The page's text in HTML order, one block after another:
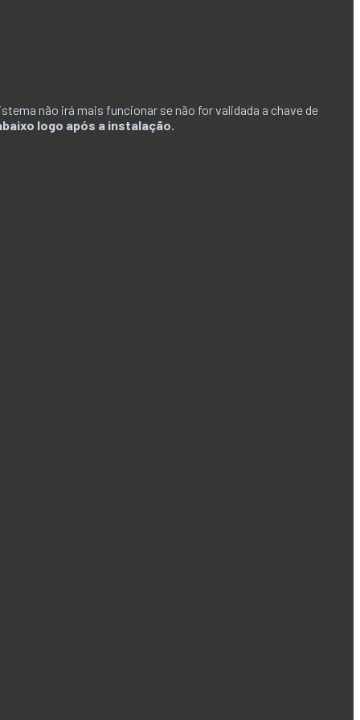
não irá mais funcionar se não for validada a chave de
logo após a instalação.